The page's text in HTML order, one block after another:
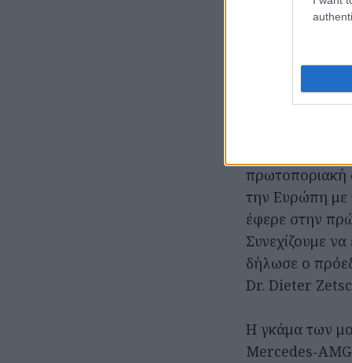
πρωτοποριακή
την Ευρώπη με
έφερε στην
Συνεχίζουμε
δήλωσε ο
Dr. Dieter
Η γκάμα των
Mercedes-